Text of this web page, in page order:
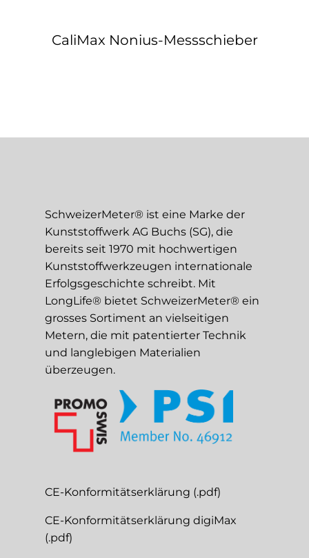
CaliMax Nonius-Messschieber
SchweizerMeter® ist eine Marke der
Kunststoffwerk AG Buchs (SG), die
bereits seit 1970 mit hochwertigen
Kunststoffwerkzeugen internationale
Erfolgsgeschichte schreibt. Mit
LongLife® bietet SchweizerMeter® ein
grosses Sortiment an vielseitigen
Metern, die mit patentierter Technik
und langlebigen Materialien
überzeugen.
CE-Konformitätserklärung (.pdf)
CE-Konformitätserklärung digiMax
(.pdf)